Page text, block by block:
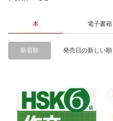
本 電子書籍
新着順 発売日の新しい順